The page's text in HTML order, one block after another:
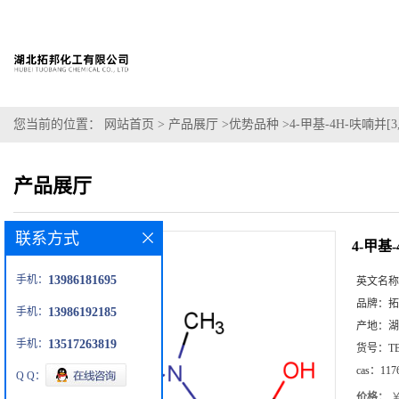
您当前的位置： 网站首页 > 产品展厅 >优势品种 >4-甲基-4H-呋喃并
产品展厅
4-甲基
英文名
品牌：
产地：
货号：
cas：
联系方式
手机： 13986181695
手机： 13986192185
手机： 13517263819
Q Q：